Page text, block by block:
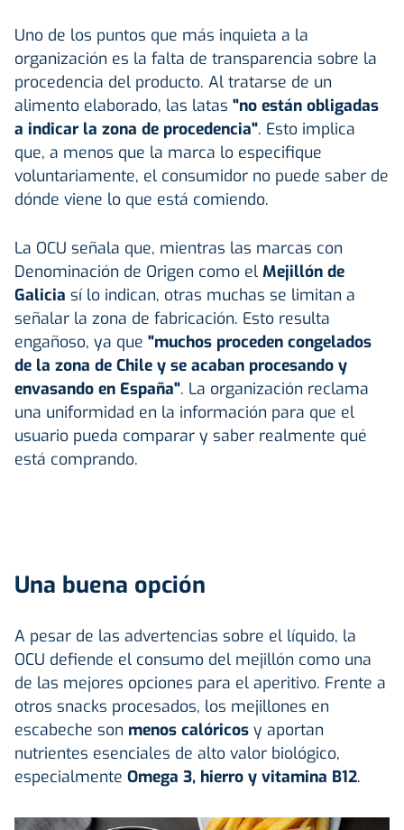
Uno de los puntos que más inquieta a la
organización es la falta de transparencia sobre la
procedencia del producto. Al tratarse de un
alimento elaborado, las latas "no están obligadas
a indicar la zona de procedencia". Esto implica
que, a menos que la marca lo especifique
voluntariamente, el consumidor no puede saber de
dónde viene lo que está comiendo.
La OCU señala que, mientras las marcas con
Denominación de Origen como el Mejillón de
Galicia sí lo indican, otras muchas se limitan a
señalar la zona de fabricación. Esto resulta
engañoso, ya que "muchos proceden congelados
de la zona de Chile y se acaban procesando y
envasando en España". La organización reclama
una uniformidad en la información para que el
usuario pueda comparar y saber realmente qué
está comprando.
Una buena opción
A pesar de las advertencias sobre el líquido, la
OCU defiende el consumo del mejillón como una
de las mejores opciones para el aperitivo. Frente a
otros snacks procesados, los mejillones en
escabeche son menos calóricos y aportan
nutrientes esenciales de alto valor biológico,
especialmente Omega 3, hierro y vitamina B12.